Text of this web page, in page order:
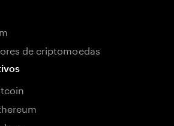
de criptomoedas